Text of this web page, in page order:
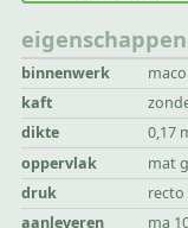
eigenschappen
binnenwerk
kaft
dikte
0,17
oppervlak
mat
druk
recto
aanleveren
ma